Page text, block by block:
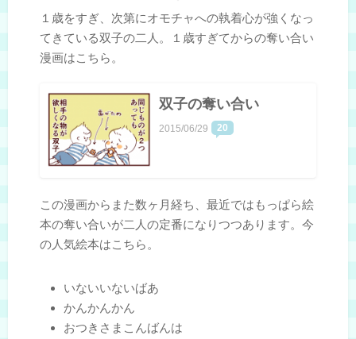
１歳をすぎ、次第にオモチャへの執着心が強くなっ
てきている双子の二人。１歳すぎてからの奪い合い
漫画はこちら。
双子の奪い合い
2015/06/29 20
この漫画からまた数ヶ月経ち、最近ではもっぱら絵
本の奪い合いが二人の定番になりつつあります。今
の人気絵本はこちら。
いないいないばあ
かんかんかん
おつきさまこんばんは